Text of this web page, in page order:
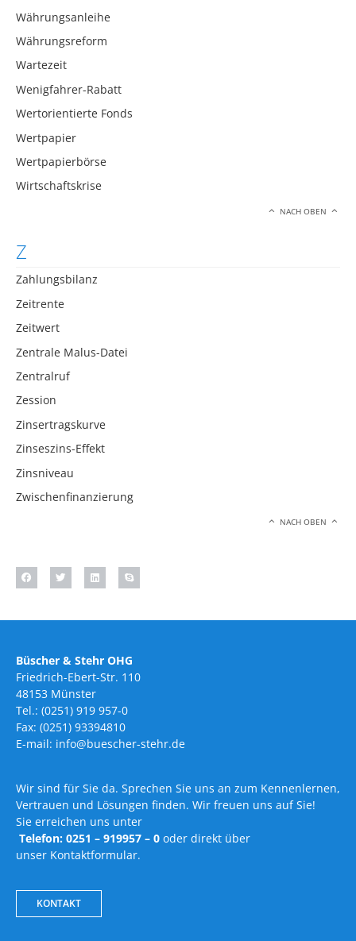
Währungsanleihe
Währungsreform
Wartezeit
Wenigfahrer-Rabatt
Wertorientierte Fonds
Wertpapier
Wertpapierbörse
Wirtschaftskrise
NACH OBEN
Z
Zahlungsbilanz
Zeitrente
Zeitwert
Zentrale Malus-Datei
Zentralruf
Zession
Zinsertragskurve
Zinseszins-Effekt
Zinsniveau
Zwischenfinanzierung
NACH OBEN
Büscher & Stehr OHG
Friedrich-Ebert-Str. 110
48153 Münster
Tel.: (0251) 919 957-0
Fax: (0251) 93394810
E-mail: info@buescher-stehr.de
Wir sind für Sie da. Sprechen Sie uns an zum Kennenlernen,
Vertrauen und Lösungen finden. Wir freuen uns auf Sie!
Sie erreichen uns unter
Telefon: 0251 – 919957 – 0 oder direkt über
unser Kontaktformular.
KONTAKT